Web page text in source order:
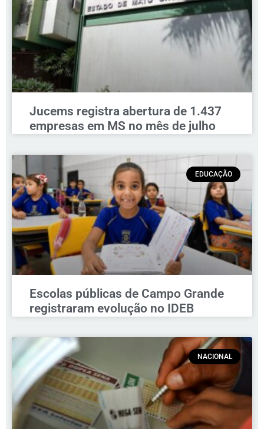
Jucems registra abertura de 1.437
empresas em MS no mês de julho
EDUCAÇÃO
Escolas públicas de Campo Grande
registraram evolução no IDEB
NACIONAL